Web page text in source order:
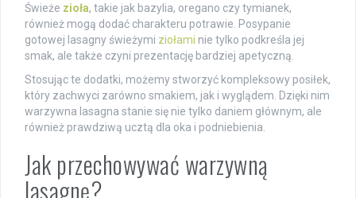
Świeże zioła, takie jak bazylia, oregano czy tymianek,
również mogą dodać charakteru potrawie. Posypanie
gotowej lasagny świeżymi ziołami nie tylko podkreśla jej
smak, ale także czyni prezentację bardziej apetyczną.
Stosując te dodatki, możemy stworzyć kompleksowy posiłek,
który zachwyci zarówno smakiem, jak i wyglądem. Dzięki nim
warzywna lasagna stanie się nie tylko daniem głównym, ale
również prawdziwą ucztą dla oka i podniebienia.
Jak przechowywać warzywną
lasagnę?